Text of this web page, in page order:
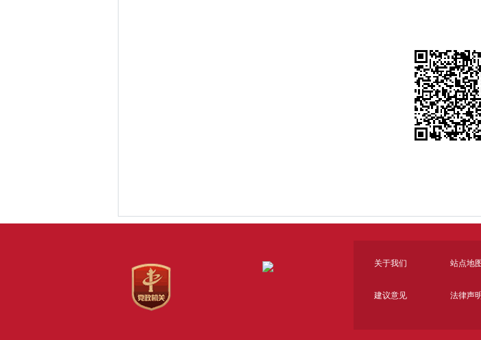
关于我们 站点地图
建议意见 法律声明